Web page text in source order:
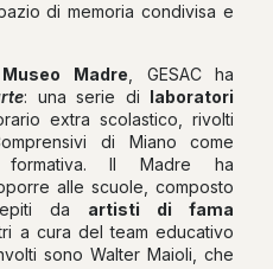
di memoria condivisa e
Museo Madre , GESAC ha
: una serie di laboratori
extra scolastico, rivolti
di Miano come
formativa. Il Madre ha
alle scuole, composto
da artisti di fama
a cura del team educativo
sono Walter Maioli, che